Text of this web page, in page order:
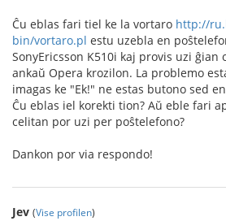
Ĉu eblas fari tiel ke la vortaro http://
bin/vortaro.pl estu uzebla en
SonyEricsson K510i kaj provis uzi ĝian
ankaŭ Opera krozilon. La problemo
imagas ke "Ek!" ne estas butono sed
Ĉu eblas iel korekti tion? Aŭ eble fari
celitan por uzi per poŝtelefono?
Dankon por via respondo!
Jev (Vise profilen)